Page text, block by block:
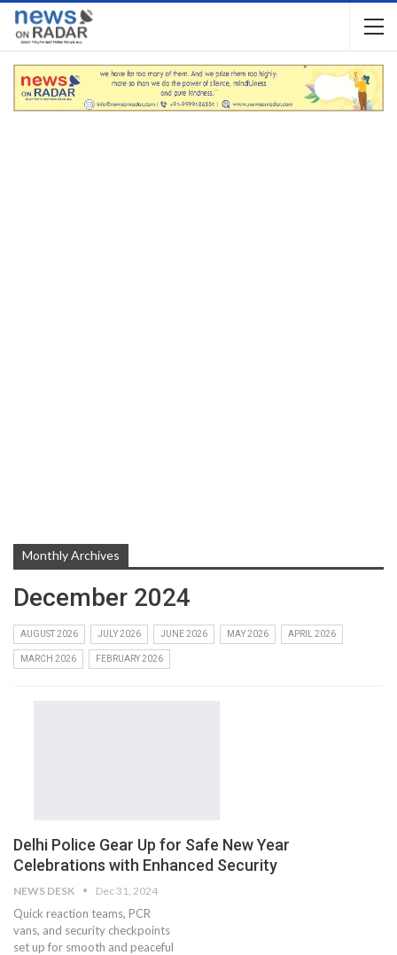
Monthly Archives
December 2024
AUGUST 2026 JULY 2026 JUNE 2026 MAY 2026 APRIL 2026
MARCH 2026 FEBRUARY 2026
Delhi Police Gear Up for Safe New Year
Celebrations with Enhanced Security
NEWS DESK Dec 31, 2024
Quick reaction teams, PCR
vans, and security checkpoints
set up for smooth and peaceful